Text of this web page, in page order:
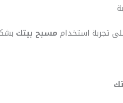
تجربة استخداممسبح بيتك